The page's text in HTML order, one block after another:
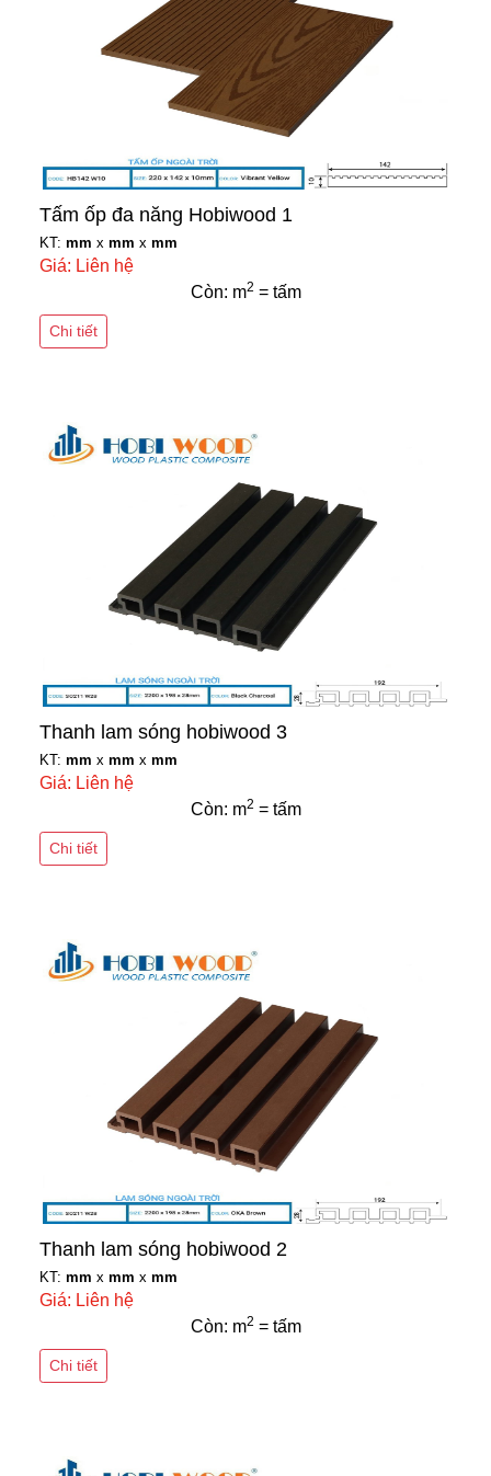
Tấm ốp đa năng Hobiwood 1
KT: mm x mm x mm
Giá: Liên hệ
Còn: m2 = tấm
Chi tiết
Thanh lam sóng hobiwood 3
KT: mm x mm x mm
Giá: Liên hệ
Còn: m2 = tấm
Chi tiết
Thanh lam sóng hobiwood 2
KT: mm x mm x mm
Giá: Liên hệ
Còn: m2 = tấm
Chi tiết